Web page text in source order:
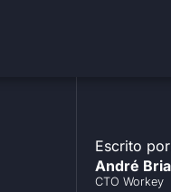
Escrito
André
CTO Workey